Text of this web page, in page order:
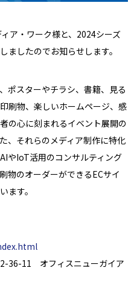
ア・ワーク様と、2024シーズ
ましたのでお知らせします。
ポスターやチラシ、書籍、見る
刷物、楽しいホームページ、感
の心に刻まれるイベント展開の
、それらのメディア制作に特化
やIoT活用のコンサルティング
物のオーダーができるECサイ
ます。
36-11 オフィスニューガイア